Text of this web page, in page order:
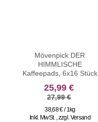
Mövenpick DER
HIMMLISCHE
Kaffeepads, 6x16 Stück
sonderangebot
25,99 €
27,99 €
38,68 € / 1kg
Inkl. MwSt. ,zzgl.Versand